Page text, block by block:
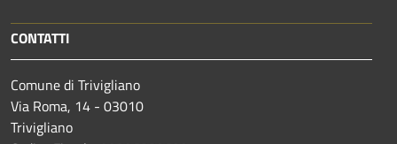
CONTATTI
Comune di Trivigliano
Via Roma, 14 - 03010
Trivigliano